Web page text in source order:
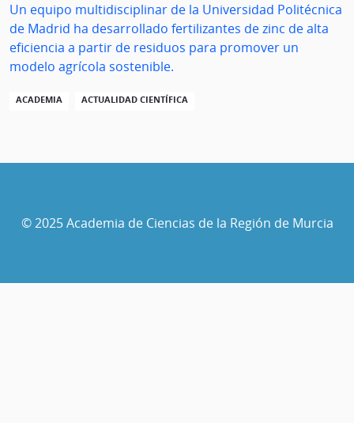
Un equipo multidisciplinar de la Universidad Politécnica
de Madrid ha desarrollado fertilizantes de zinc de alta
eficiencia a partir de residuos para promover un
modelo agrícola sostenible.
ACADEMIA ACTUALIDAD CIENTÍFICA
© 2025 Academia de Ciencias de la Región de Murcia